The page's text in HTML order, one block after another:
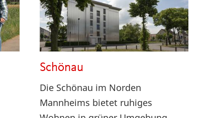
Schönau
Die Schönau im Norden
Mannheims bietet ruhiges